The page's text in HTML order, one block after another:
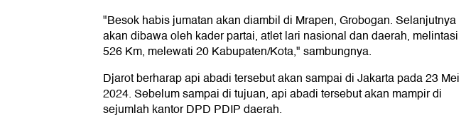
"Besok habis jumatan akan diambil di Mrapen, Grobogan. Selanjutnya
akan dibawa oleh kader partai, atlet lari nasional dan daerah, melintasi
526 Km, melewati 20 Kabupaten/Kota," sambungnya.
Djarot berharap api abadi tersebut akan sampai di Jakarta pada 23 Mei
2024. Sebelum sampai di tujuan, api abadi tersebut akan mampir di
sejumlah kantor DPD PDIP daerah.